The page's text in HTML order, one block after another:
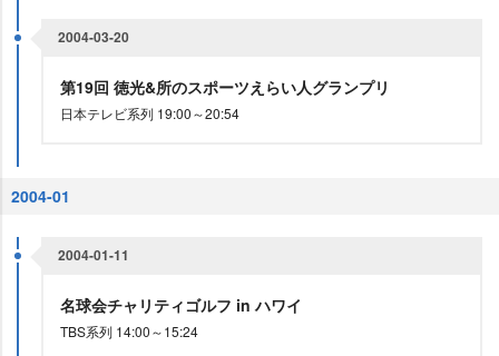
2004-03-20
第19回 徳光&所のスポーツえらい人グランプリ
日本テレビ系列 19:00～20:54
2004-01
2004-01-11
名球会チャリティゴルフ in ハワイ
TBS系列 14:00～15:24